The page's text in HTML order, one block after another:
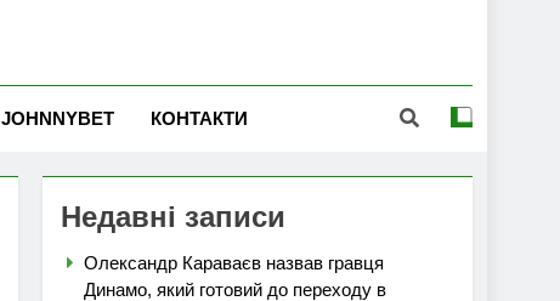
JOHNNYBET КОНТАКТИ
Недавні записи
Олександр Караваєв назвав гравця
Динамо, який готовий до переходу в